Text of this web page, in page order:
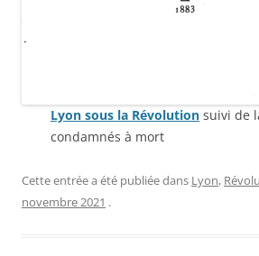
Lyon sous la Révolution suivi de
condamnés à mort
Cette entrée a été publiée dans Lyon,
novembre 2021 .